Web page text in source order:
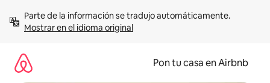
contenidoMostrar en el idioma original
Pon tu casa en Airbnb